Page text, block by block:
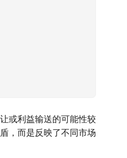
或利益输送的可能性较
，而是反映了不同市场